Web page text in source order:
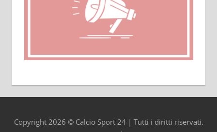
Copyright 2026 © Calcio Sport 24 | Tutti i diritti riservati.